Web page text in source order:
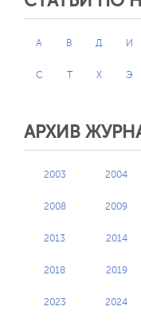
А В Д И
С Т Х Э
АРХИВ
2003 2004
2008 2009
2013 2014
2018 2019
2023 2024